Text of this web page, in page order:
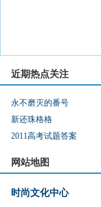
近期热点关注
永不磨灭的番号
新还珠格格
2011高考试题答案
网站地图
时尚文化中心